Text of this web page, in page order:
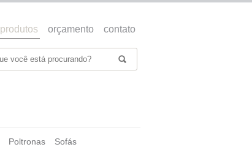
produtos orçamento contato
Poltronas Sofás